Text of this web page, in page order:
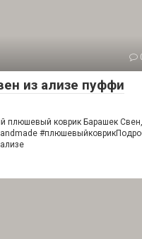
из ализе пуффи
плюшевый коврик Барашек Свен,